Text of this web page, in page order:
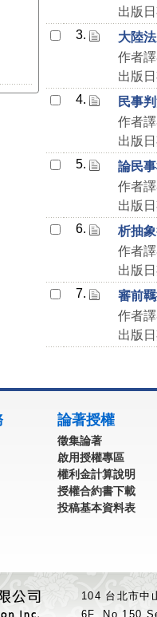
出版
3.
大陸
作者譯
出版
4.
民事
作者譯
出版
5.
論民
作者譯
出版
6.
析抽
作者譯
出版
7.
審前
作者譯
出版
論著授權
徵集論著
啟用授權專區
權利金計算說明
授權合約書下載
投稿基本資料表
104 台北市中